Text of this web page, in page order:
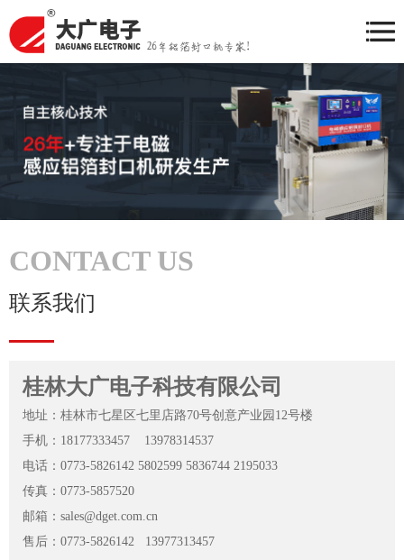
CONTACT US
联系我们
桂林大广电子科技有限公司
地址：桂林市七星区七里店路70号创意产业园12号楼
手机：18177333457 13978314537
电话：0773-5826142 5802599 5836744 2195033
传真：0773-5857520
邮箱：sales@dget.com.cn
售后：0773-5826142 13977313457